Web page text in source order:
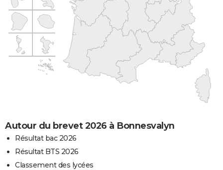
Autour du brevet 2026 à Bonnesvalyn
Résultat bac 2026
Résultat BTS 2026
Classement des lycées